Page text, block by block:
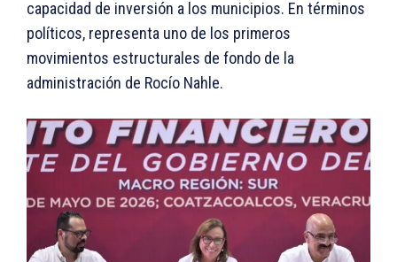
capacidad de inversión a los municipios. En términos
políticos, representa uno de los primeros
movimientos estructurales de fondo de la
administración de Rocío Nahle.